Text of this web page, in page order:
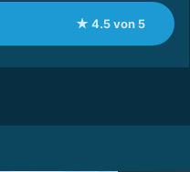
★ 4.5 von 5